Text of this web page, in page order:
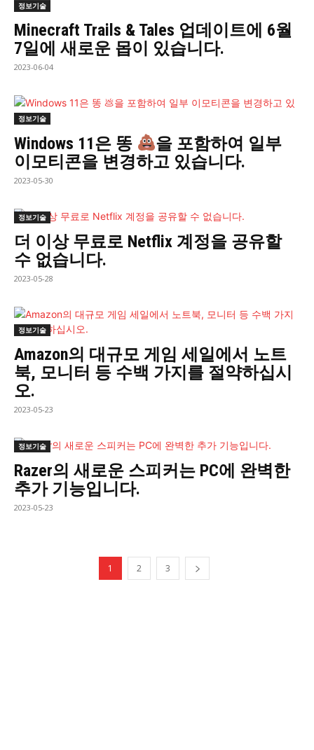
정보기술
Minecraft Trails & Tales 업데이트에 6월
7일에 새로운 몹이 있습니다.
2023-06-04
정보기술
Windows 11은 똥
을 포함하여 일부
이모티콘을 변경하고 있습니다.
2023-05-30
정보기술
더 이상 무료로 Netflix 계정을 공유할
수 없습니다.
2023-05-28
정보기술
Amazon의 대규모 게임 세일에서 노트
북, 모니터 등 수백 가지를 절약하십시
오.
2023-05-23
정보기술
Razer의 새로운 스피커는 PC에 완벽한
추가 기능입니다.
2023-05-23
1 2 3